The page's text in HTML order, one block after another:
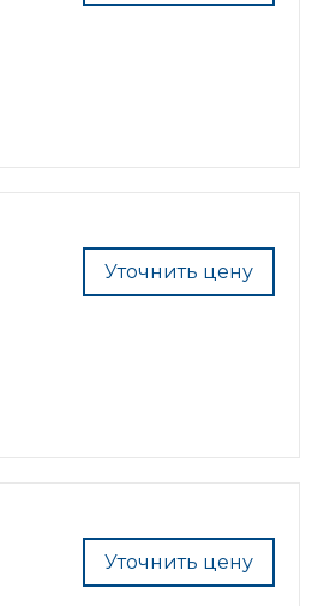
Уточнить цену
Уточнить цену